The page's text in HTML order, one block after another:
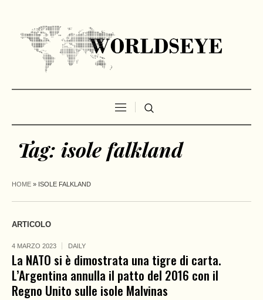
Tag: isole falkland
HOME » ISOLE FALKLAND
ARTICOLO
4 MARZO 2023 DAILY
La NATO si è dimostrata una tigre di carta.
L’Argentina annulla il patto del 2016 con il
Regno Unito sulle isole Malvinas